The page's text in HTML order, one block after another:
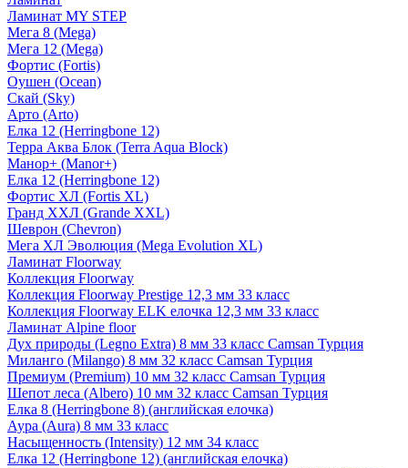
Ламинат MY STEP
Мега 8 (Mega)
Мега 12 (Mega)
Фортис (Fortis)
Оушен (Ocean)
Скай (Sky)
Арто (Arto)
Елка 12 (Herringbone 12)
Терра Аква Блок (Terra Aqua Block)
Манор+ (Manor+)
Елка 12 (Herringbone 12)
Фортис ХЛ (Fortis XL)
Гранд ХХЛ (Grande XXL)
Шеврон (Chevron)
Мега ХЛ Эволюция (Mega Evolution XL)
Ламинат Floorway
Коллекция Floorway
Коллекция Floorway Prestige 12,3 мм 33 класс
Коллекция Floorway ELK елочка 12,3 мм 33 класс
Ламинат Alpine floor
Дух природы (Legno Extra) 8 мм 33 класс Camsan Турция
Миланго (Milango) 8 мм 32 класс Camsan Турция
Премиум (Premium) 10 мм 32 класс Camsan Турция
Шепот леса (Albero) 10 мм 32 класс Camsan Турция
Елка 8 (Herringbone 8) (английская елочка)
Аура (Aura) 8 мм 33 класс
Насыщенность (Intensity) 12 мм 34 класс
Елка 12 (Herringbone 12) (английская елочка)